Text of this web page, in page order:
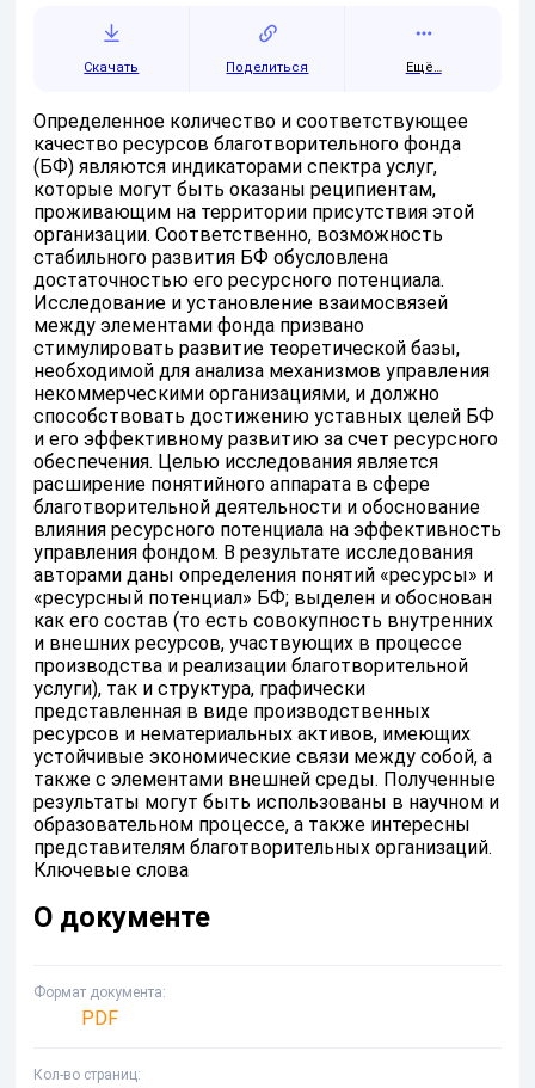
Скачать Поделиться Ещё…
Определенное количество и соответствующее
качество ресурсов благотворительного фонда
(БФ) являются индикаторами спектра услуг,
которые могут быть оказаны реципиентам,
проживающим на территории присутствия этой
организации. Соответственно, возможность
стабильного развития БФ обусловлена
достаточностью его ресурсного потенциала.
Исследование и установление взаимосвязей
между элементами фонда призвано
стимулировать развитие теоретической базы,
необходимой для анализа механизмов управления
некоммерческими организациями, и должно
способствовать достижению уставных целей БФ
и его эффективному развитию за счет ресурсного
обеспечения. Целью исследования является
расширение понятийного аппарата в сфере
благотворительной деятельности и обоснование
влияния ресурсного потенциала на эффективность
управления фондом. В результате исследования
авторами даны определения понятий «ресурсы» и
«ресурсный потенциал» БФ; выделен и обоснован
как его состав (то есть совокупность внутренних
и внешних ресурсов, участвующих в процессе
производства и реализации благотворительной
услуги), так и структура, графически
представленная в виде производственных
ресурсов и нематериальных активов, имеющих
устойчивые экономические связи между собой, а
также с элементами внешней среды. Полученные
результаты могут быть использованы в научном и
образовательном процессе, а также интересны
представителям благотворительных организаций.
Ключевые слова
О документе
Формат документа
PDF
Кол-во страниц